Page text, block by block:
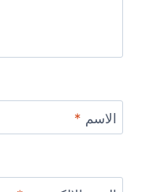
الاسم *